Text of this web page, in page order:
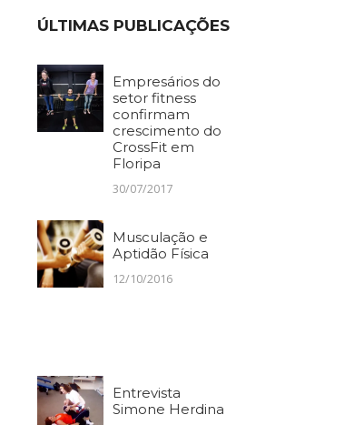
ÚLTIMAS PUBLICAÇÕES
Empresários do
setor fitness
confirmam
crescimento do
CrossFit em
Floripa
30/07/2017
Musculação e
Aptidão Física
12/10/2016
Entrevista
Simone Herdina